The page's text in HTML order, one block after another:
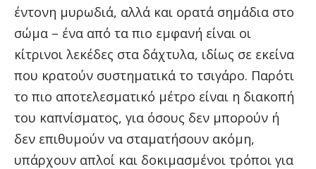
έντονη μυρωδιά, αλλά και ορατά σημάδια στο
σώμα – ένα από τα πιο εμφανή είναι οι
κίτρινοι λεκέδες στα δάχτυλα, ιδίως σε εκείνα
που κρατούν συστηματικά το τσιγάρο. Παρότι
το πιο αποτελεσματικό μέτρο είναι η διακοπή
του καπνίσματος, για όσους δεν μπορούν ή
δεν επιθυμούν να σταματήσουν ακόμη,
υπάρχουν απλοί και δοκιμασμένοι τρόποι για